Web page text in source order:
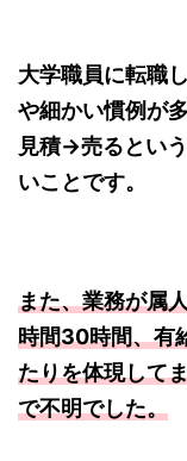
大学職員に転職
や細かい慣例が
見積→売るとい
いことです。
また、業務が属
時間30時間、有
たりを体現して
で不明でした。